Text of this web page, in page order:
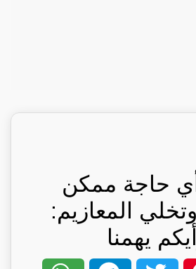
حاجة ممكن
المعازيم:
يهمنا